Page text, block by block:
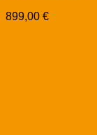
899,00 €